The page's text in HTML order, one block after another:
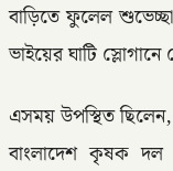
বাড়িতে ফুলেল
ভাইয়ের ঘাটি
এসময় উপস্থিত ছিলেন,
বাংলাদেশ কৃষক দল